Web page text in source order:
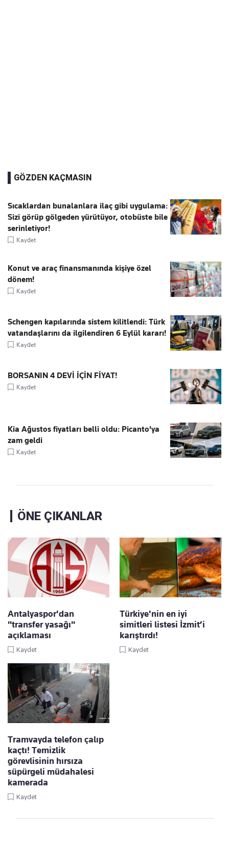
GÖZDEN KAÇMASIN
Sıcaklardan bunalanlara ilaç gibi uygulama:
Sizi görüp gölgeden yürütüyor, otobüste bile
serinletiyor!
Kaydet
Konut ve araç finansmanında kişiye özel
dönem!
Kaydet
Schengen kapılarında sistem kilitlendi: Türk
vatandaşlarını da ilgilendiren 6 Eylül kararı!
Kaydet
BORSANIN 4 DEVİ İÇİN FİYAT!
Kaydet
Kia Ağustos fiyatları belli oldu: Picanto'ya
zam geldi
Kaydet
ÖNE ÇIKANLAR
Antalyaspor'dan
"transfer yasağı"
açıklaması
Kaydet
Türkiye'nin en iyi
simitleri listesi İzmit’i
karıştırdı!
Kaydet
Tramvayda telefon çalıp
kaçtı! Temizlik
görevlisinin hırsıza
süpürgeli müdahalesi
kamerada
Kaydet